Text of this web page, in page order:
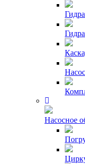
Насосное